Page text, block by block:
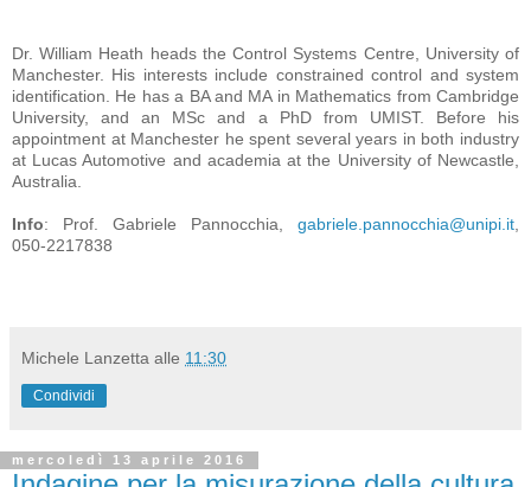
Dr. William Heath heads the Control Systems Centre, University of
Manchester. His interests include constrained control and system
identification. He has a BA and MA in Mathematics from Cambridge
University, and an MSc and a PhD from UMIST. Before his
appointment at Manchester he spent several years in both industry
at Lucas Automotive and academia at the University of Newcastle,
Australia.
Info: Prof. Gabriele Pannocchia, gabriele.pannocchia@unipi.it
050-2217838
Michele Lanzetta alle 11:30
Condividi
mercoledì 13 aprile 2016